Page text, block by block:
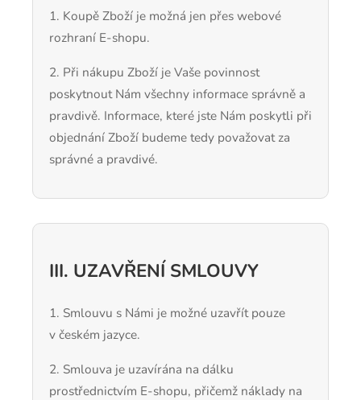
1. Koupě Zboží je možná jen přes webové
rozhraní E-shopu.
2. Při nákupu Zboží je Vaše povinnost
poskytnout Nám všechny informace správně a
pravdivě. Informace, které jste Nám poskytli při
objednání Zboží budeme tedy považovat za
správné a pravdivé.
III. UZAVŘENÍ SMLOUVY
1. Smlouvu s Námi je možné uzavřít pouze
v českém jazyce.
2. Smlouva je uzavírána na dálku
prostřednictvím E-shopu, přičemž náklady na